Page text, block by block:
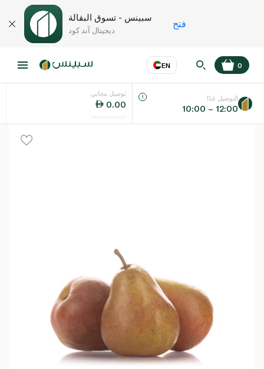
سبينس - تسوق البقالة
ديجيتال آند كود
فتح
EN
اللغة عر
0
توصيل مجاني
0.00
التوصيل غدًا
10:00 – 12:00